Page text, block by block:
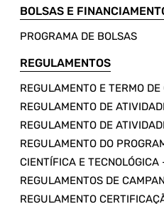
BOLSAS E
PROGRAMA DE BOLSAS
REGULAMENTOS
REGULAMENTO E TERMO
REGULAMENTO DE
REGULAMENTO DE
REGULAMENTO DO
CIENTÍFICA E
REGULAMENTOS DE
REGULAMENTO